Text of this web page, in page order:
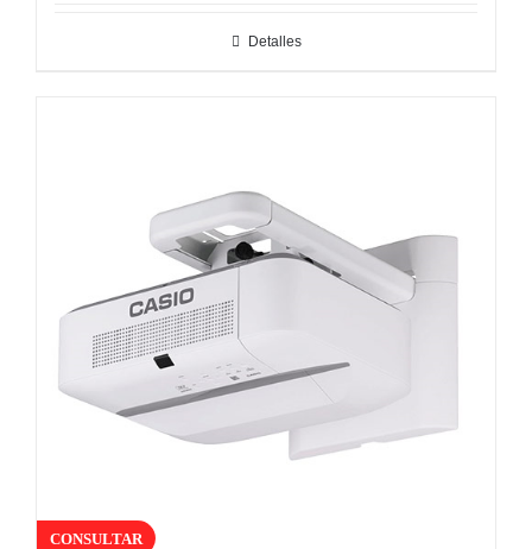
Detalles
CONSULTAR